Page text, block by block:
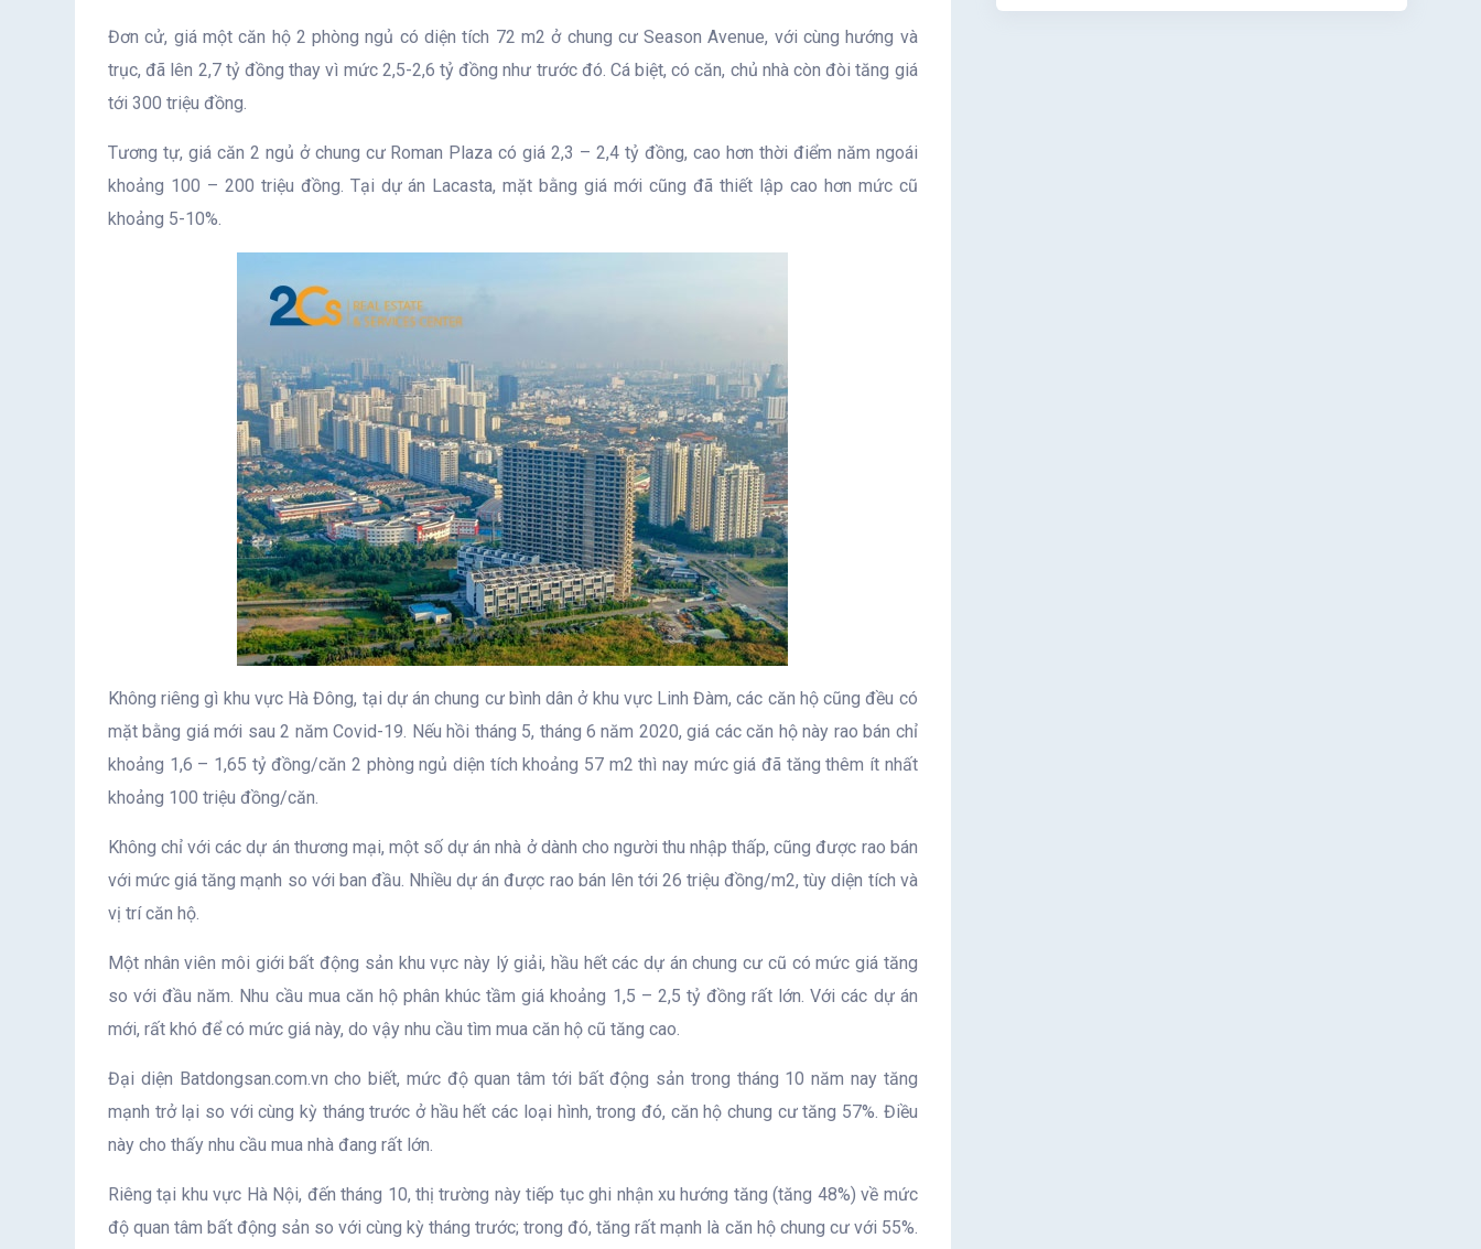
Đơn cử, giá một căn hộ 2 phòng ngủ có diện tích 72 m2 ở chung cư Season Avenue, với cùng hướng và
trục, đã lên 2,7 tỷ đồng thay vì mức 2,5-2,6 tỷ đồng như trước đó. Cá biệt, có căn, chủ nhà còn đòi tăng giá
tới 300 triệu đồng.
Tương tự, giá căn 2 ngủ ở chung cư Roman Plaza có giá 2,3 – 2,4 tỷ đồng, cao hơn thời điểm năm ngoái
khoảng 100 – 200 triệu đồng. Tại dự án Lacasta, mặt bằng giá mới cũng đã thiết lập cao hơn mức cũ
khoảng 5-10%.
Không riêng gì khu vực Hà Đông, tại dự án chung cư bình dân ở khu vực Linh Đàm, các căn hộ cũng đều có
mặt bằng giá mới sau 2 năm Covid-19. Nếu hồi tháng 5, tháng 6 năm 2020, giá các căn hộ này rao bán chỉ
khoảng 1,6 – 1,65 tỷ đồng/căn 2 phòng ngủ diện tích khoảng 57 m2 thì nay mức giá đã tăng thêm ít nhất
khoảng 100 triệu đồng/căn.
Không chỉ với các dự án thương mại, một số dự án nhà ở dành cho người thu nhập thấp, cũng được rao bán
với mức giá tăng mạnh so với ban đầu. Nhiều dự án được rao bán lên tới 26 triệu đồng/m2, tùy diện tích và
vị trí căn hộ.
Một nhân viên môi giới bất động sản khu vực này lý giải, hầu hết các dự án chung cư cũ có mức giá tăng
so với đầu năm. Nhu cầu mua căn hộ phân khúc tầm giá khoảng 1,5 – 2,5 tỷ đồng rất lớn. Với các dự án
mới, rất khó để có mức giá này, do vậy nhu cầu tìm mua căn hộ cũ tăng cao.
Đại diện Batdongsan.com.vn cho biết, mức độ quan tâm tới bất động sản trong tháng 10 năm nay tăng
mạnh trở lại so với cùng kỳ tháng trước ở hầu hết các loại hình, trong đó, căn hộ chung cư tăng 57%. Điều
này cho thấy nhu cầu mua nhà đang rất lớn.
Riêng tại khu vực Hà Nội, đến tháng 10, thị trường này tiếp tục ghi nhận xu hướng tăng (tăng 48%) về mức
độ quan tâm bất động sản so với cùng kỳ tháng trước; trong đó, tăng rất mạnh là căn hộ chung cư với 55%.